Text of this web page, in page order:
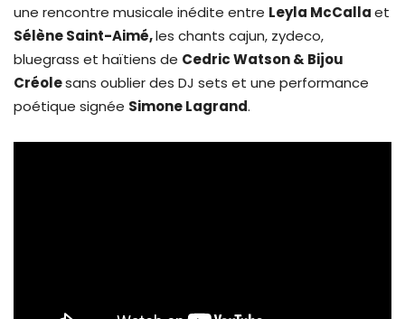
une rencontre musicale inédite entre Leyla McCallaet
Sélène Saint-Aimé,les chants cajun, zydeco,
bluegrass et haïtiens de Cedric Watson & Bijou
Créolesans oublier des DJ sets et une performance
poétique signée Simone Lagrand.